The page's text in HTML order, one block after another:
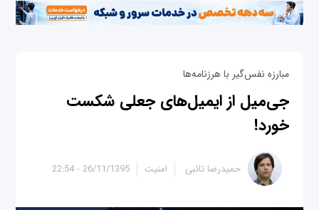
مبارزه نفس‌گیر با هرزنامه‌ها
جی‌میل از ایمیل‌های جعلی شکست
خورد!
26/11/1395 - 22:54 حمیدرضا تائبی امنیت